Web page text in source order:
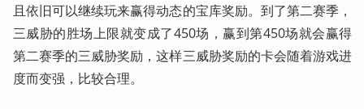
且依旧可以继续玩来赢得动态的宝库奖励。到了第二赛季，
三威胁的胜场上限就变成了450场，赢到第450场就会赢得
第二赛季的三威胁奖励，这样三威胁奖励的卡会随着游戏进
度而变强，比较合理。